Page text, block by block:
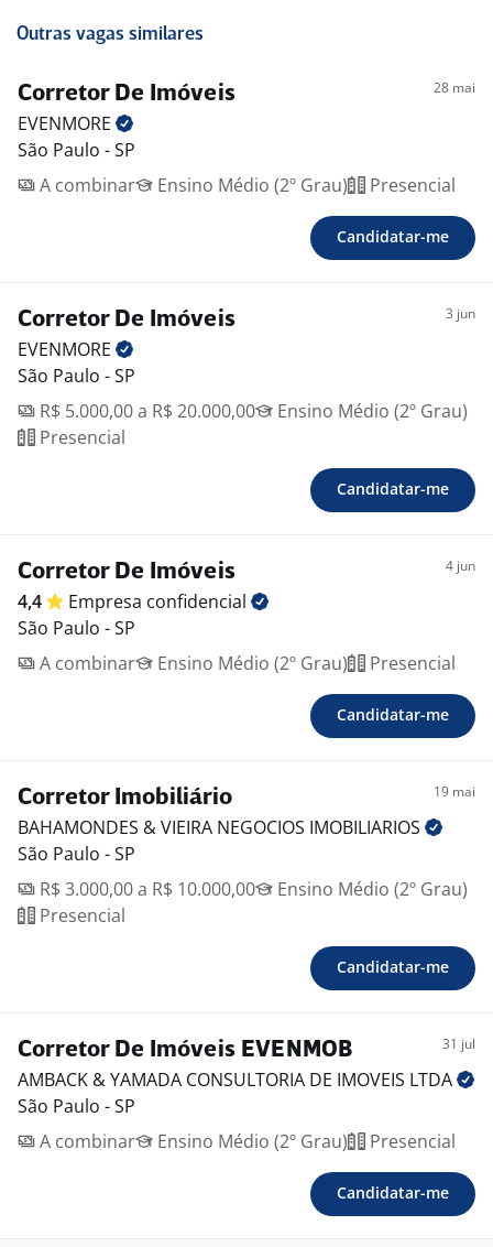
Outras vagas similares
Corretor De Imóveis 28 mai
EVENMORE
São Paulo - SP
A combinar
Ensino Médio (2º Grau) Presencial
Candidatar-me
Corretor De Imóveis 3 jun
EVENMORE
São Paulo - SP
R$ 5.000,00 a R$ 20.000,00
Ensino Médio (2º Grau)
Presencial
Candidatar-me
Corretor De Imóveis 4 jun
4,4 Empresa confidencial
São Paulo - SP
A combinar
Ensino Médio (2º Grau) Presencial
Candidatar-me
Corretor Imobiliário 19 mai
BAHAMONDES & VIEIRA NEGOCIOS IMOBILIARIOS
São Paulo - SP
R$ 3.000,00 a R$ 10.000,00
Ensino Médio (2º Grau)
Presencial
Candidatar-me
Corretor De Imóveis EVENMOB 31 jul
AMBACK & YAMADA CONSULTORIA DE IMOVEIS LTDA
São Paulo - SP
A combinar
Ensino Médio (2º Grau) Presencial
Candidatar-me